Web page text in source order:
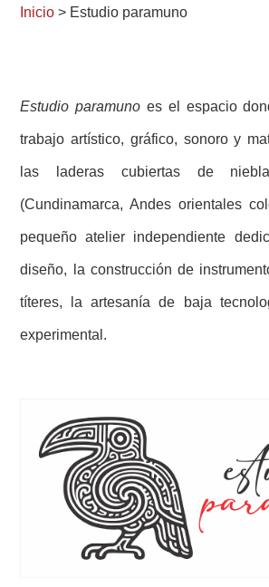
Inicio > Estudio paramuno
Estudio paramuno es el espacio
trabajo artístico, gráfico, sonoro y
las laderas cubiertas de
(Cundinamarca, Andes orientales
pequeño atelier independiente
diseño, la construcción de
títeres, la artesanía de baja
experimental.